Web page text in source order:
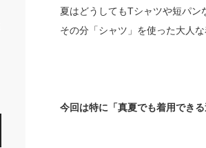
夏はどうしてもTシャツや短パン
その分「シャツ」を使った大人
今回は特に「真夏でも着用でき